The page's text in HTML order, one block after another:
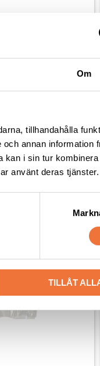
Om
tillhandahålla
annan information
i sin tur
använt deras tjänster.
TILLÅT